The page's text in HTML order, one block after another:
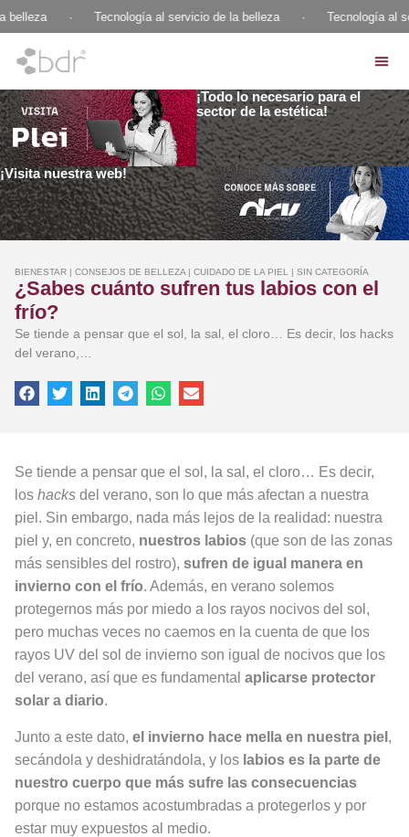
belleza Tecnología al servicio de la belleza Tecnología al
¡Todo lo necesario para el
sector de la estética!
¡Visita nuestra web!
BIENESTAR | CONSEJOS DE BELLEZA | CUIDADO DE LA PIEL | SIN CATEGORÍA
¿Sabes cuánto sufren tus labios con el
frío?
Se tiende a pensar que el sol, la sal, el cloro… Es decir, los hacks
del verano,…
Se tiende a pensar que el sol, la sal, el cloro… Es decir,
los hacks del verano, son lo que más afectan a nuestra
piel. Sin embargo, nada más lejos de la realidad: nuestra
piel y, en concreto, nuestros labios (que son de las zonas
más sensibles del rostro), sufren de igual manera en
invierno con el frío. Además, en verano solemos
protegernos más por miedo a los rayos nocivos del sol,
pero muchas veces no caemos en la cuenta de que los
rayos UV del sol de invierno son igual de nocivos que los
del verano, así que es fundamental aplicarse protector
solar a diario.
Junto a este dato, el invierno hace mella en nuestra piel ,
secándola y deshidratándola, y los labios es la parte de
nuestro cuerpo que más sufre las consecuencias
porque no estamos acostumbradas a protegerlos y por
estar muy expuestos al medio.